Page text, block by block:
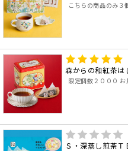
こちらの商品のみ３
森からの和紅茶は
限定個数２０００
Ｓ・深蒸し煎茶Ｔ